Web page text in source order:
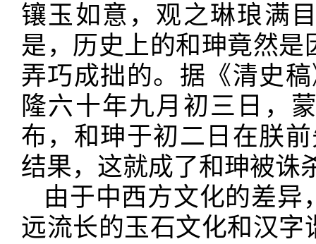
镶玉如意，观之琳琅满
是，历史上的和珅竟然
弄巧成拙的。据《清史
隆六十年九月初三日，
布，和珅于初二日在朕
结果，这就成了和珅被诛
由于中西方文化的差异
远流长的玉石文化和汉